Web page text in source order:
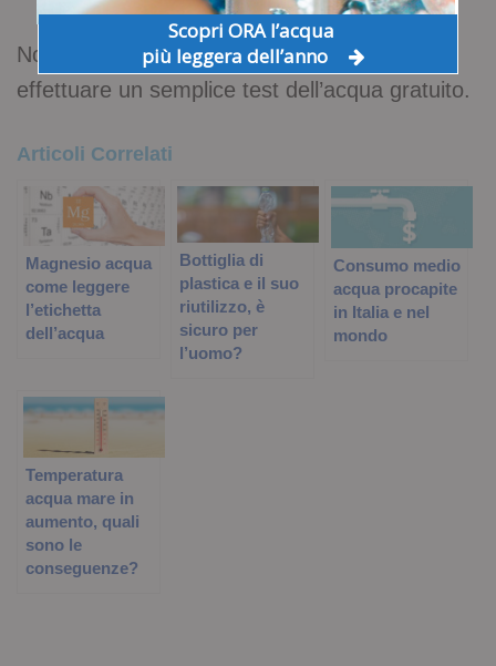
Non perdere altro tempo, per iniziare ti basta
effettuare un semplice test dell’acqua gratuito.
Articoli Correlati
Magnesio acqua
come leggere
l’etichetta
dell’acqua
Bottiglia di
plastica e il suo
riutilizzo, è
sicuro per
l’uomo?
Consumo medio
acqua procapite
in Italia e nel
mondo
Temperatura
acqua mare in
aumento, quali
sono le
conseguenze?
Scopri ORA l’acqua
più leggera dell’anno